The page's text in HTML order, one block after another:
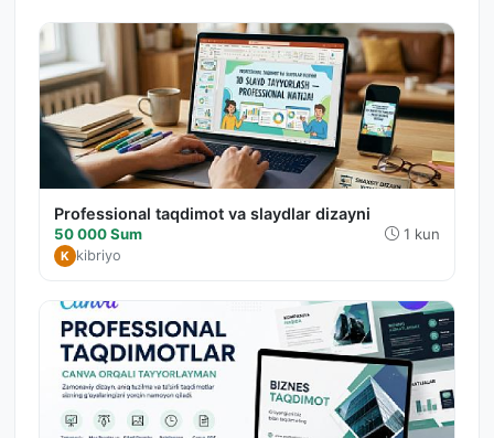
Professional taqdimot va slaydlar dizayni
50 000 Sum 1 kun
K kibriyo